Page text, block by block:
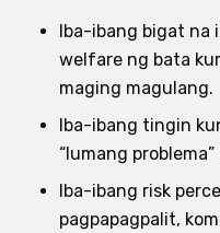
Iba-ibang bigat na
welfare ng bata
maging magulang.
Iba-ibang tingin
“lumang
Iba-ibang risk
pagpapagpalit,